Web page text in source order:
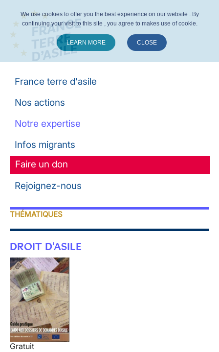
France terre d'asile
Nos actions
Notre expertise
Infos migrants
Faire un don
Rejoignez-nous
THÉMATIQUES
DROIT D'ASILE
Gratuit
We use cookies to offer you the best experience on our website . By
continuing your visit to this site , you agree to makes use of cookie.
LEARN MORE CLOSE